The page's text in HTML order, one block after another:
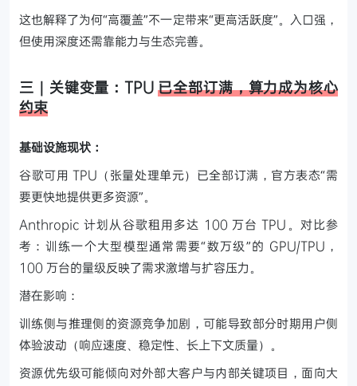
这也解释了为何“高覆盖”不一定带来“更高活跃度”。入口强，
但使用深度还需靠能力与生态完善。
三｜关键变量：TPU已全部订满，算力成为核心
约束
基础设施现状：
谷歌可用 TPU（张量处理单元）已全部订满，官方表态“需
要更快地提供更多资源”。
Anthropic 计划从谷歌租用多达 100 万台 TPU。对比参
考：训练一个大型模型通常需要“数万级”的 GPU/TPU，
100 万台的量级反映了需求激增与扩容压力。
潜在影响：
训练侧与推理侧的资源竞争加剧，可能导致部分时期用户侧
体验波动（响应速度、稳定性、长上下文质量）。
资源优先级可能倾向对外部大客户与内部关键项目，面向大